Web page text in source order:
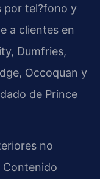
por tel?fono y
a clientes en
Dumfries,
Occoquan y
de Prince
no
Contenido